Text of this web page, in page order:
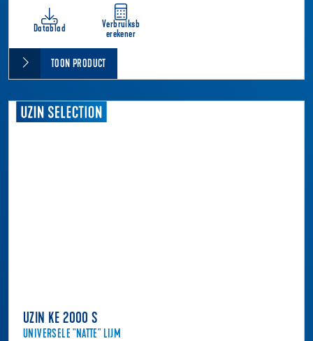
Datablad
Verbruiksb
erekener
TOON PRODUCT
UZIN KE 2000 S
UNIVERSELE "NATTE" LIJM